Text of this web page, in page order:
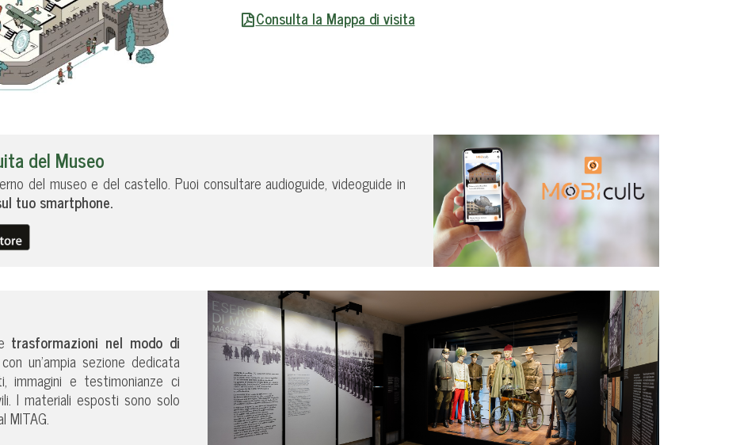
Consulta la Mappa di visita
del Museo
del museo e del castello. Puoi consultare audioguide, videoguide in
tuo smartphone.
trasformazioni nel modo di
un’ampia sezione dedicata
immagini e testimonianze ci
I materiali esposti sono solo
MITAG.